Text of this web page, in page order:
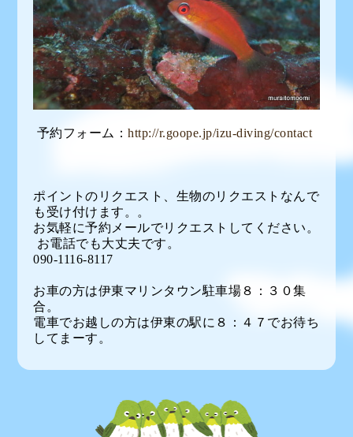
予約フォーム：http://r.goope.jp/izu-diving/contact
ポイントのリクエスト、生物のリクエストなんで
も受け付けます。。
お気軽に予約メールでリクエストしてください。
お電話でも大丈夫です。
090-1116-8117
お車の方は伊東マリンタウン駐車場８：３０集
合。
電車でお越しの方は伊東の駅に８：４７でお待ち
してまーす。